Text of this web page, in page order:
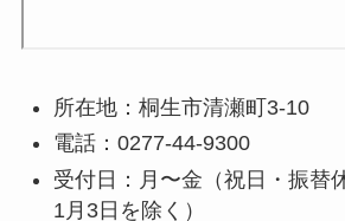
所在地：桐生市清瀬町3-10
電話：0277-44-9300
受付日：月〜金（祝日・振替
1月3日を除く）